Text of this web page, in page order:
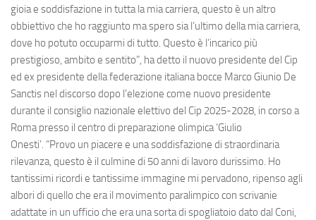
gioia e soddisfazione in tutta la mia carriera, questo è un altro
obbiettivo che ho raggiunto ma spero sia l’ultimo della mia carriera,
dove ho potuto occuparmi di tutto. Questo è l’incarico più
prestigioso, ambito e sentito”, ha detto il nuovo presidente del Cip
ed ex presidente della federazione italiana bocce Marco Giunio De
Sanctis nel discorso dopo l’elezione come nuovo presidente
durante il consiglio nazionale elettivo del Cip 2025-2028, in corso a
Roma presso il centro di preparazione olimpica ‘Giulio
Onesti’. “Provo un piacere e una soddisfazione di straordinaria
rilevanza, questo è il culmine di 50 anni di lavoro durissimo. Ho
tantissimi ricordi e tantissime immagine mi pervadono, ripenso agli
albori di quello che era il movimento paralimpico con scrivanie
adattate in un ufficio che era una sorta di spogliatoio dato dal Coni,